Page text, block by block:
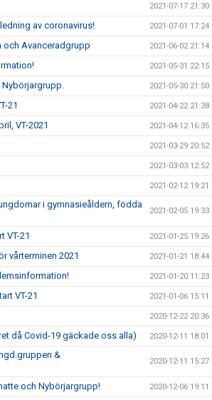
2021-07-17 21:30
av coronavirus! 2021-07-01 17:24
och Avanceradgrupp 2021-06-02 21:14
2021-05-31 22:15
Nybörjargrupp. 2021-05-30 21:50
21 2021-04-22 21:38
VT-2021 2021-04-12 16:35
2021-03-29 20:52
2021-03-03 12:52
2021-02-12 19:21
i gymnasieåldern, födda
2021-02-05 19:33
VT-21 2021-01-25 19:26
vårterminen 2021 2021-01-21 18:44
2021-01-20 11:23
VT-21 2021-01-06 15:11
2020-12-22 20:36
då Covid-19 gäckade oss alla) 2020-12-11 18:01
&
2020-12-11 15:27
och Nybörjargrupp! 2020-12-06 19:11